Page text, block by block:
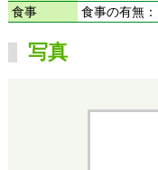
食事
食事の有無
写真